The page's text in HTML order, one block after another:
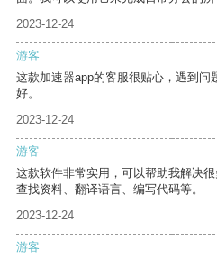
2023-12-24
游客
这款加速器app的客服很贴心，遇到问
好。
2023-12-24
游客
这款软件非常实用，可以帮助我解决
查找资料、翻译语言、编写代码等。
2023-12-24
游客